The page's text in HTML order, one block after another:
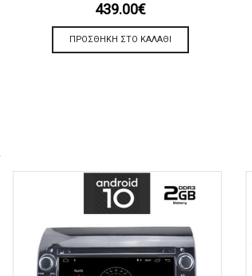
439.00€
ΠΡΟΣΘΉΚΗ ΣΤΟ ΚΑΛΆΘΙ